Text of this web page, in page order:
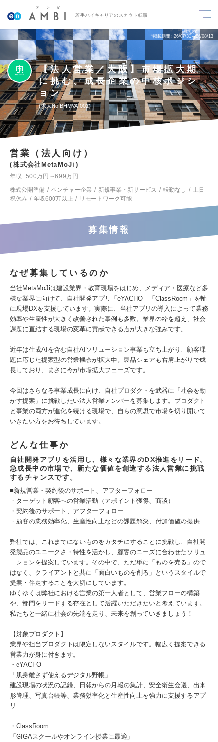
若手ハイキャリアのスカウト転職
掲載期間 26/07/31～26/08/13
【法人営業／大阪】市場拡大期
に挑む、成長企業の中核ポジシ
ョン
求人No.BHMVA-002
営業（法人向け）
株式会社MetaMoJi
年収
500万円～699万円
株式公開準備
ベンチャー企業 新規事業・新サービス 転勤なし
土日
祝休み
年収600万以上 リモートワーク可能
募集情報
なぜ募集しているのか
当社MetaMoJiは建設業界・教育現場をはじめ、メディア・医療など多
様な業界に向けて、自社開発アプリ「eYACHO」「ClassRoom」を軸
に現場DXを支援しています。実際に、当社アプリの導入によって業務
効率や生産性が大きく改善された事例も多数。業界の枠を超え、社会
課題に直結する現場の変革に貢献できる点が大きな強みです。
近年は生成AIを含む自社AIソリューション事業も立ち上がり、顧客課
題に応じた提案型の営業機会が拡大中。製品シェアも右肩上がりで成
長しており、まさに今が市場拡大フェーズです。
今回はさらなる事業成長に向け、自社プロダクトを武器に「社会を動
かす提案」に挑戦したい法人営業メンバーを募集します。プロダクト
と事業の両方が進化を続ける現場で、自らの意思で市場を切り開いて
いきたい方をお待ちしています。
どんな仕事か
自社開発アプリを活用し、様々な業界のDX推進をリード。
急成長中の市場で、新たな価値を創造する法人営業に挑戦
するチャンスです。
■新規営業・契約後のサポート、アフターフォロー
・ターゲット顧客への営業活動（アポイント獲得、商談）
・契約後のサポート、アフターフォロー
・顧客の業務効率化、生産性向上などの課題解決、付加価値の提供
弊社では、これまでにないものをカタチにすることに挑戦し、自社開
発製品のユニークさ・特性を活かし、顧客のニーズに合わせたソリュ
ーションを提案しています。その中で、ただ単に「ものを売る」ので
はなく、クライアントと共に「面白いものを創る」というスタイルで
提案・伴走することを大切にしています。
ゆくゆくは弊社における営業の第一人者として、営業フローの構築
や、部門をリードする存在として活躍いただきたいと考えています。
私たちと一緒に社会の先端を走り、未来を創っていきましょう！
【対象プロダクト】
業界や担当プロダクトは限定しないスタイルです。幅広く提案できる
営業力が身に付きます。
・eYACHO
「肌身離さず使えるデジタル野帳」
建設現場の状況の記録、日報からの月報の集計、安全衛生会議、出来
形管理、写真台帳等、業務効率化と生産性向上を強力に支援するアプ
リ
・ClassRoom
「GIGAスクールやオンライン授業に最適」